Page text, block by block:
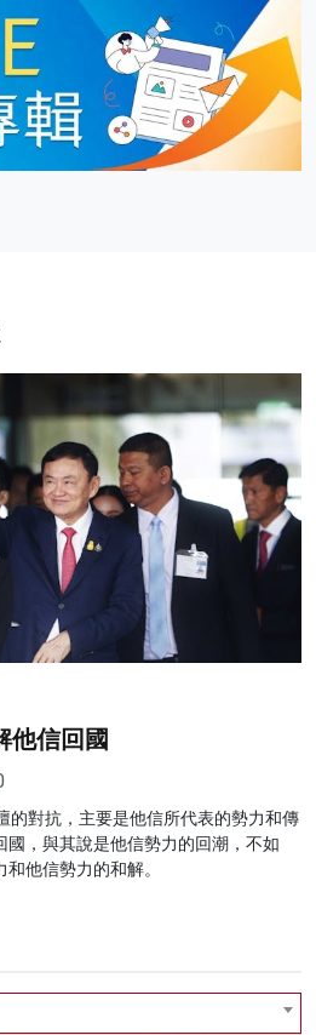
他信回國
的對抗，主要是他信所代表的勢力和傳
，與其說是他信勢力的回潮，不如
他信勢力的和解。